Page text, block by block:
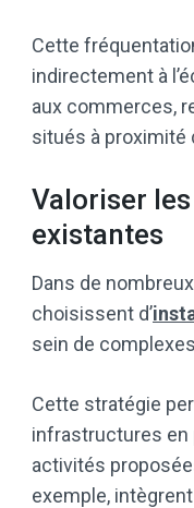
Cette
indirectement à
aux commerces,
situés à
Valoriser
existantes
Dans de
choisissent d’
sein de
Cette stratégie
infrastructures en
activités
exemple,